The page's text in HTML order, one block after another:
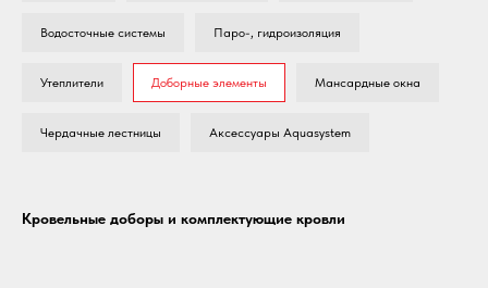
Водосточные системы Паро-, гидроизоляция
Утеплители Доборные элементы Мансардные окна
Чердачные лестницы Аксессуары Aquasystem
Кровельные доборы и комплектующие кровли